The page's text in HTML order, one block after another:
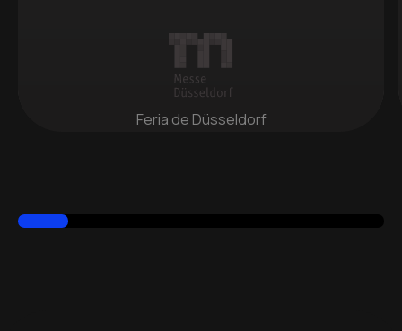
Feria de Düsseldorf